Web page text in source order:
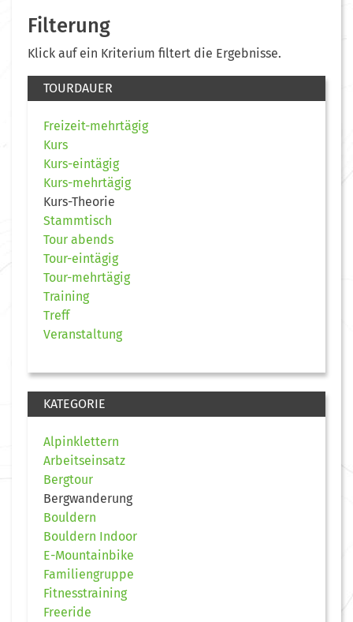
Filterung
Klick auf ein Kriterium filtert die Ergebnisse.
TOURDAUER
Freizeit-mehrtägig
Kurs
Kurs-eintägig
Kurs-mehrtägig
Kurs-Theorie
Stammtisch
Tour abends
Tour-eintägig
Tour-mehrtägig
Training
Treff
Veranstaltung
KATEGORIE
Alpinklettern
Arbeitseinsatz
Bergtour
Bergwanderung
Bouldern
Bouldern Indoor
E-Mountainbike
Familiengruppe
Fitnesstraining
Freeride